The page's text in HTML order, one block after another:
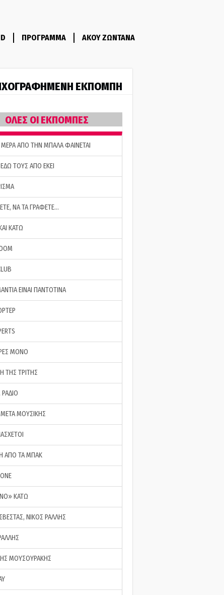
ΠΡΟΓΡΑΜΜΑ ΑΚΟΥ ΖΩΝΤΑΝΑ
ΕΚΠΟΜΠΗ
ΟΛΕΣ ΟΙ ΕΚΠΟΜΠΕΣ
ΑΠΟ ΤΗΝ ΜΠΑΛΑ ΦΑΙΝΕΤΑΙ
ΤΟΥΣ ΑΠΟ ΕΚΕΙ
ΝΑ ΤΑ ΓΡΑΦΕΤΕ…
ΚΑΤΩ
ΕΙΝΑΙ ΠΑΝΤΟΤΙΝΑ
ΜΟΝΟ
ΤΗΣ ΤΡΙΤΗΣ
ΡΑΔΙΟ
ΜΟΥΣΙΚΗΣ
ΑΠΟ ΤΑ ΜΠΑΚ
ΚΑΤΩ
ΝΙΚΟΣ ΡΑΛΛΗΣ
ΜΟΥΣΟΥΡΑΚΗΣ